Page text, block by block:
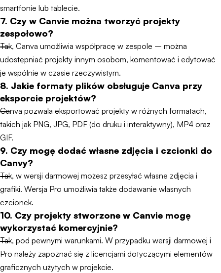
smartfonie lub tablecie.
7. Czy w Canvie można tworzyć projekty
zespołowo?
Tak, Canva umożliwia współpracę w zespole – można
udostępniać projekty innym osobom, komentować i edytować
je wspólnie w czasie rzeczywistym.
8. Jakie formaty plików obsługuje Canva przy
eksporcie projektów?
Canva pozwala eksportować projekty w różnych formatach,
takich jak PNG, JPG, PDF (do druku i interaktywny), MP4 oraz
GIF.
9. Czy mogę dodać własne zdjęcia i czcionki do
Canvy?
Tak, w wersji darmowej możesz przesyłać własne zdjęcia i
grafiki. Wersja Pro umożliwia także dodawanie własnych
czcionek.
10. Czy projekty stworzone w Canvie mogę
wykorzystać komercyjnie?
Tak, pod pewnymi warunkami. W przypadku wersji darmowej i
Pro należy zapoznać się z licencjami dotyczącymi elementów
graficznych użytych w projekcie.